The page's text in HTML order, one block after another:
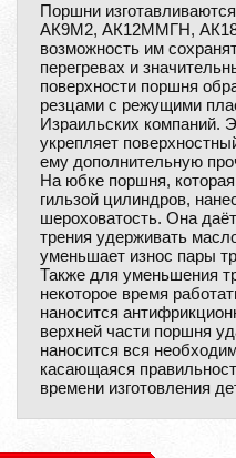
Поршни
АК9М2, АК12ММГH,
возможность им
перегревах и
поверхности поршня
резцами с режущими
Израильских компаний.
укрепляет
ему дополнительную
На юбке поршня,
гильзой цилиндров,
шероховатость. Она
трения удерживать
уменьшает износ пары
Также для уменьшения
некоторое время
наносится
верхней части поршня
наносится вся
касающаяся
времени изготовления